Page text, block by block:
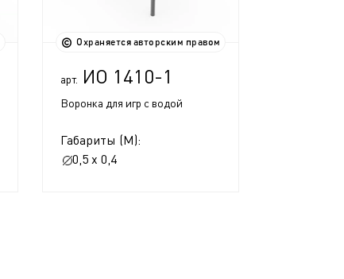
Охраняется авторским правом
арт. ИО 1410-1
Воронка для игр с водой
Габариты (М):
0,5 x 0,4